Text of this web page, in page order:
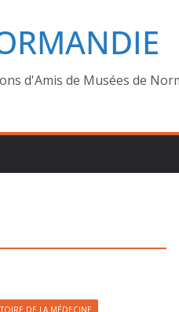
d'Amis de Musées de
DE LA MÉDECINE